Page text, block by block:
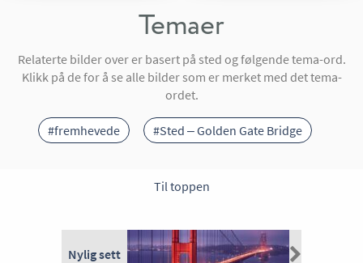
Temaer
Relaterte bilder over er basert på sted og følgende tema-ord.
Klikk på de for å se alle bilder som er merket med det tema-
ordet.
#fremhevede #Sted – Golden Gate Bridge
Til toppen
Nylig sett